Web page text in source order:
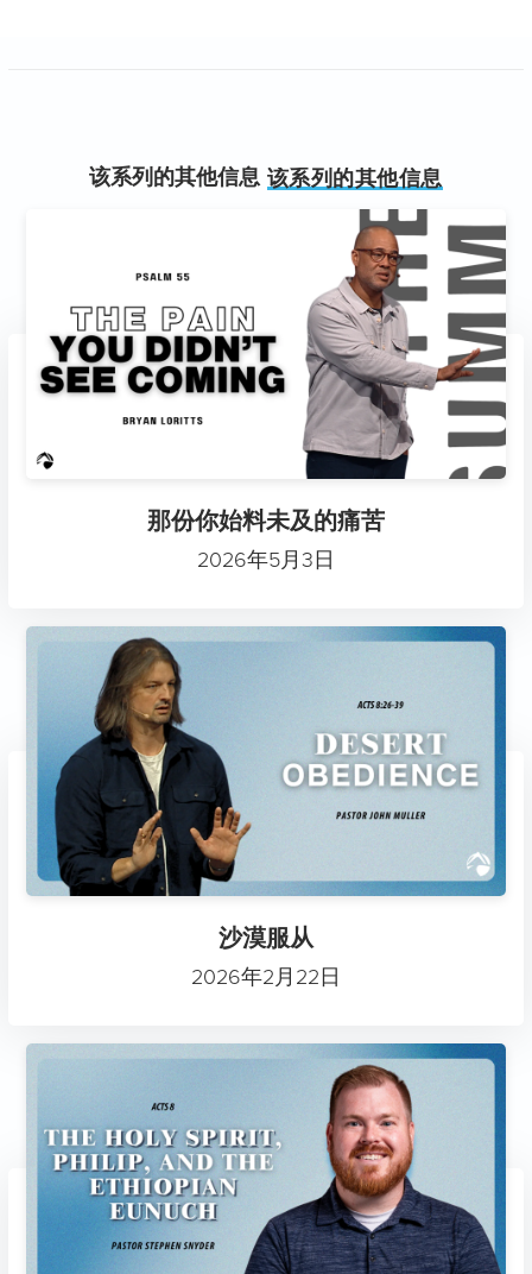
该系列的其他信息该系列的其他信息
那份你始料未及的痛苦
2026年5月3日
沙漠服从
2026年2月22日